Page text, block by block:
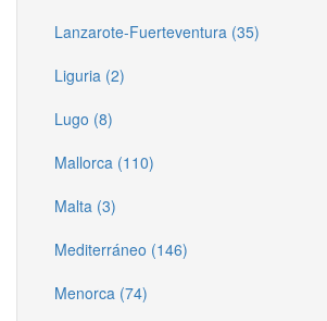
Lanzarote-Fuerteventura (35)
Liguria (2)
Lugo (8)
Mallorca (110)
Malta (3)
Mediterráneo (146)
Menorca (74)